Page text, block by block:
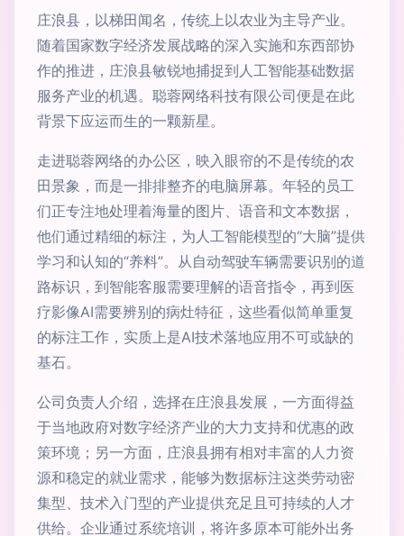
庄浪县，以梯田闻名，传统上以农业为主导产业。
随着国家数字经济发展战略的深入实施和东西部协
作的推进，庄浪县敏锐地捕捉到人工智能基础数据
服务产业的机遇。聪蓉网络科技有限公司便是在此
背景下应运而生的一颗新星。
走进聪蓉网络的办公区，映入眼帘的不是传统的农
田景象，而是一排排整齐的电脑屏幕。年轻的员工
们正专注地处理着海量的图片、语音和文本数据，
他们通过精细的标注，为人工智能模型的“大脑”提供
学习和认知的“养料”。从自动驾驶车辆需要识别的道
路标识，到智能客服需要理解的语音指令，再到医
疗影像AI需要辨别的病灶特征，这些看似简单重复
的标注工作，实质上是AI技术落地应用不可或缺的
基石。
公司负责人介绍，选择在庄浪县发展，一方面得益
于当地政府对数字经济产业的大力支持和优惠的政
策环境；另一方面，庄浪县拥有相对丰富的人力资
源和稳定的就业需求，能够为数据标注这类劳动密
集型、技术入门型的产业提供充足且可持续的人才
供给。企业通过系统培训，将许多原本可能外出务